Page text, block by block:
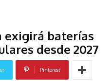
exigirá baterías
desde 2027
Pinterest